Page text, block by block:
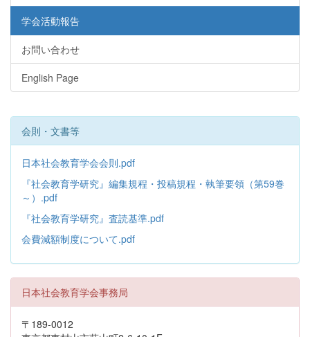
学会活動報告
お問い合わせ
English Page
会則・文書等
日本社会教育学会会則.pdf
『社会教育学研究』編集規程・投稿規程・執筆要領（第59巻
～）.pdf
『社会教育学研究』査読基準.pdf
会費減額制度について.pdf
日本社会教育学会事務局
〒189-0012